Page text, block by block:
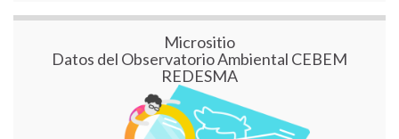
Micrositio
Datos del Observatorio Ambiental CEBEM
REDESMA